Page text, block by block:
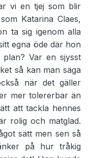
vi en tjej som blir
Katarina Claes,
ta sig igenom alla
egna öde där hon
Var en sjysst
så kan man säga
när det gäller
mer tolererbar än
att tackla hennes
rolig och matglad.
sätt men sen så
på hur tråkig